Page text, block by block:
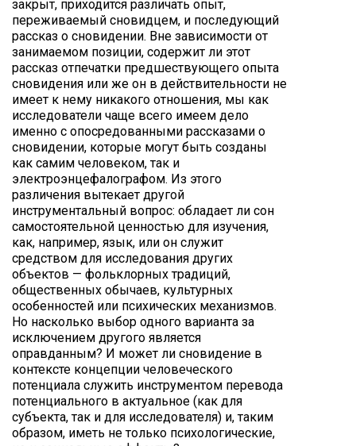
закрыт, приходится различать опыт,
переживаемый сновидцем, и последующий
рассказ о сновидении. Вне зависимости от
занимаемом позиции, содержит ли этот
рассказ отпечатки предшествующего опыта
сновидения или же он в действительности не
имеет к нему никакого отношения, мы как
исследователи чаще всего имеем дело
именно с опосредованными рассказами о
сновидении, которые могут быть созданы
как самим человеком, так и
электроэнцефалографом. Из этого
различения вытекает другой
инструментальный вопрос: обладает ли сон
самостоятельной ценностью для изучения,
как, например, язык, или он служит
средством для исследования других
объектов — фольклорных традиций,
общественных обычаев, культурных
особенностей или психических механизмов.
Но насколько выбор одного варианта за
исключением другого является
оправданным? И может ли сновидение в
контексте концепции человеческого
потенциала служить инструментом перевода
потенциального в актуальное (как для
субъекта, так и для исследователя) и, таким
образом, иметь не только психологические,